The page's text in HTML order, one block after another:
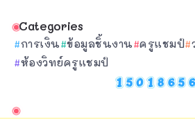
Categories
การเงิน ข้อมูลชิ้นงาน ครูแชมป์
ห้องวิทย์ครูแชมป์